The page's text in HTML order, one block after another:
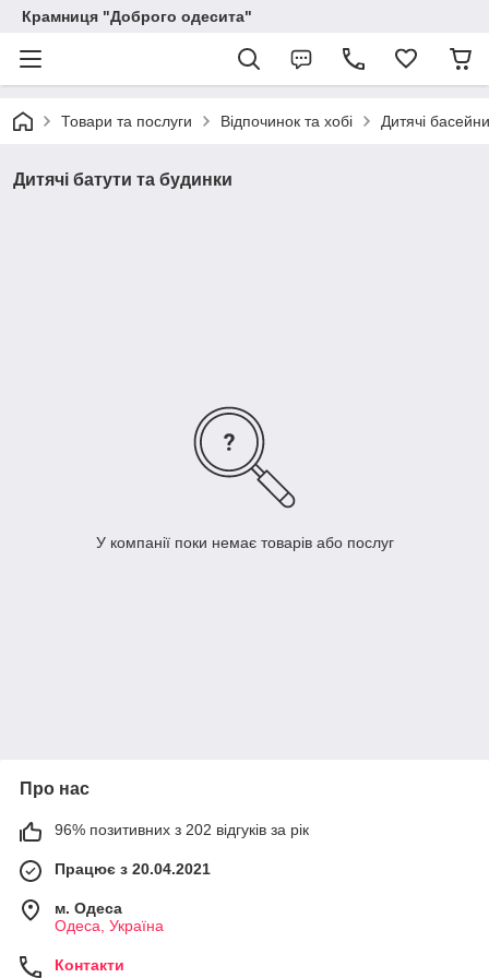
Крамниця "Доброго одесита"
Товари та послуги Відпочинок та хобі Дитячі
Дитячі батути та будинки
У компанії поки немає товарів або послуг
Про нас
96% позитивних з 202 відгуків за рік
Працює з 20.04.2021
м. Одеса
Одеса, Україна
Контакти